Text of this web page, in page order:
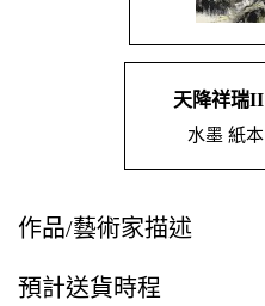
天降祥瑞II
水墨 紙本
作品/藝術家描述
預計送貨時程